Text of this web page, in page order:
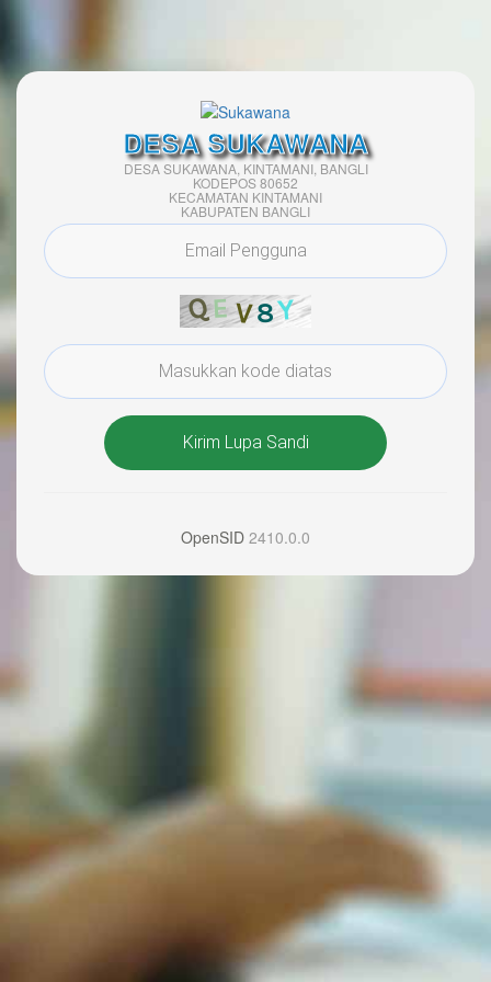
DESA SUKAWANA
DESA SUKAWANA, KINTAMANI, BANGLI
KODEPOS 80652
KECAMATAN KINTAMANI
KABUPATEN BANGLI
Kirim Lupa Sandi
OpenSID 2410.0.0